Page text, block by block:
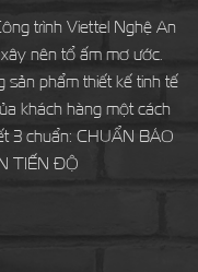
trình Viettel Nghệ An
nên tổ ấm mơ ước.
sản phẩm thiết kế tinh tế
khách hàng một cách
3 chuẩn: CHUẨN BÁO
TIẾN ĐỘ